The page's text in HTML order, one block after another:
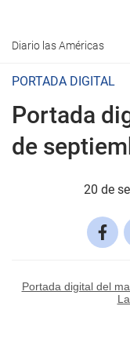
Diario las Américas
PORTADA DIGITAL
Portada
de
20 de
Portada digital del